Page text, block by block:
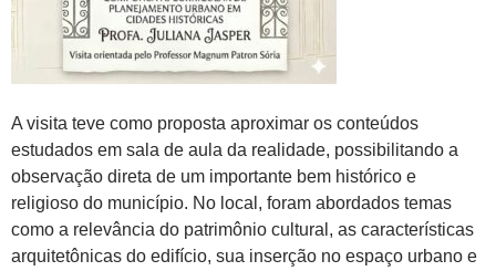
A visita teve como proposta aproximar os conteúdos
estudados em sala de aula da realidade, possibilitando a
observação direta de um importante bem histórico e
religioso do município. No local, foram abordados temas
como a relevância do patrimônio cultural, as características
arquitetônicas do edifício, sua inserção no espaço urbano e